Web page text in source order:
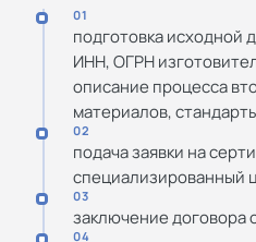
01
подготовка исходной
ИНН, ОГРН
описание процесса
материалов,
02
подача заявки на
специализированный
03
заключение договора
04